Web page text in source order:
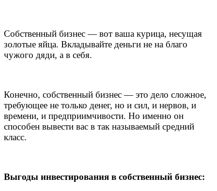
Собственный бизнес — вот ваша курица, несущая
золотые яйца. Вкладывайте деньги не на благо
чужого дяди, а в себя.
Конечно, собственный бизнес — это дело сложное,
требующее не только денег, но и сил, и нервов, и
времени, и предприимчивости. Но именно он
способен вывести вас в так называемый средний
класс.
Выгоды инвестирования в собственный бизнес: